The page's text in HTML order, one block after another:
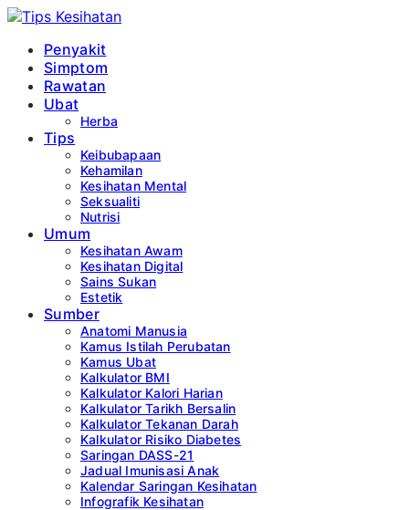
Penyakit
Simptom
Rawatan
Ubat
Herba
Tips
Keibubapaan
Kehamilan
Kesihatan Mental
Seksualiti
Nutrisi
Umum
Kesihatan Awam
Kesihatan Digital
Sains Sukan
Estetik
Sumber
Anatomi Manusia
Kamus Istilah Perubatan
Kamus Ubat
Kalkulator BMI
Kalkulator Kalori Harian
Kalkulator Tarikh Bersalin
Kalkulator Tekanan Darah
Kalkulator Risiko Diabetes
Saringan DASS-21
Jadual Imunisasi Anak
Kalendar Saringan Kesihatan
Infografik Kesihatan